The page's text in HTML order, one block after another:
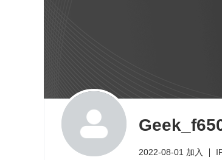
2022-08-01 加入